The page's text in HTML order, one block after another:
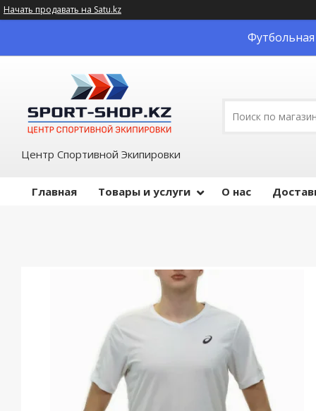
Начать продавать на Satu.kz
Футбольная
Центр Спортивной Экипировки
Главная Товары и услуги О нас